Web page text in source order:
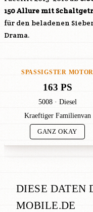
150 Allure mit
für den beladenen
Drama.
SPASSIGSTER MOTOR
163 PS
5008 · Diesel
Kraeftiger Familienvan
GANZ OKAY
DIESE DATEN
MOBILE.DE